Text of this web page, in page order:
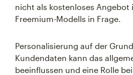
nicht als kostenloses Angebot
Freemium-Modells in Frage.
Personalisierung auf der
Kundendaten kann das
beeinflussen und eine Rolle